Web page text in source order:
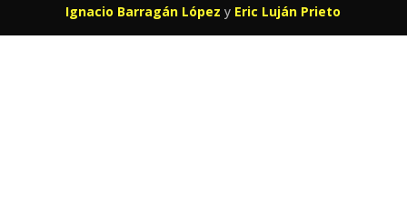
Ignacio Barragán Lópezy Eric Luján Prieto